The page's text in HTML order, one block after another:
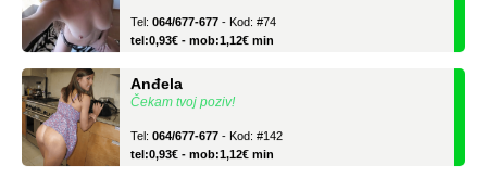
tel:0,93€ - mob:1,12€ min
Čekam tvoj poziv!
tel:0,93€ - mob:1,12€ min